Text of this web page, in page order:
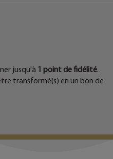
jusqu'à 1 point de fidélité.
transformé(s) en un bon de